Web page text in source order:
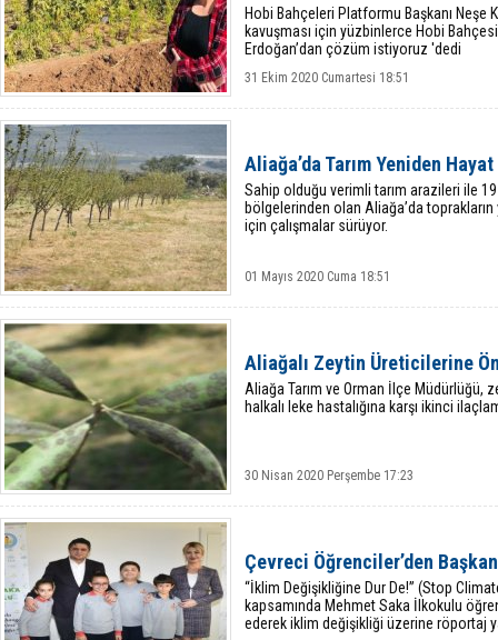
Hobi Bahçeleri Platformu Başkanı Neşe
kavuşması için yüzbinlerce Hobi
Erdoğan’dan çözüm istiyoruz 'dedi
31 Ekim 2020 Cumartesi 18:51
Aliağa’da Tarım Yeniden
Sahip olduğu verimli tarım arazileri ile
bölgelerinden olan Aliağa’da
için çalışmalar sürüyor.
01 Mayıs 2020 Cuma 18:51
Aliağalı Zeytin Üreticilerine
Aliağa Tarım ve Orman İlçe Müdürlüğü,
halkalı leke hastalığına karşı ikinci
30 Nisan 2020 Perşembe 17:23
Çevreci Öğrenciler’den
“İklim Değişikliğine Dur De!” (Stop
kapsamında Mehmet Saka İlkokulu
ederek iklim değişikliği üzerine röportaj